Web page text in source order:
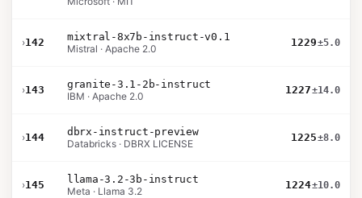
›142
mixtral-8x7b-instruct-v0.1
Mistral · Apache 2.0
1229±5.0
›143
granite-3.1-2b-instruct
IBM · Apache 2.0
1227±14.0
›144
dbrx-instruct-preview
Databricks · DBRX LICENSE
1225±8.0
›145
llama-3.2-3b-instruct
Meta · Llama 3.2
1224±10.0